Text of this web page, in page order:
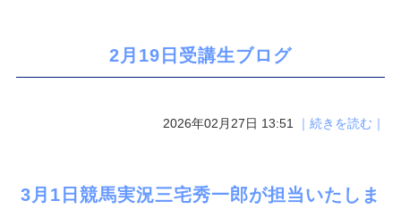
2月19日受講生ブログ
2026年02月27日 13:51 ｜続きを読む｜
3月1日競馬実況三宅秀一郎が担当いたしま